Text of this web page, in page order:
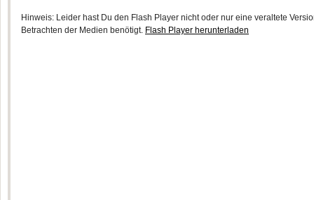
Hinweis: Leider hast Du den Flash Player nicht oder nur eine veraltete
Betrachten der Medien benötigt. Flash Player herunterladen